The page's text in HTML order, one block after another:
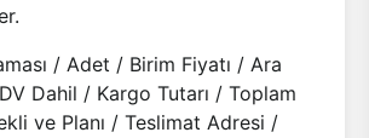
/ Adet / Birim Fiyatı / Ara
Dahil / Kargo Tutarı / Toplam
ve Planı / Teslimat Adresi /